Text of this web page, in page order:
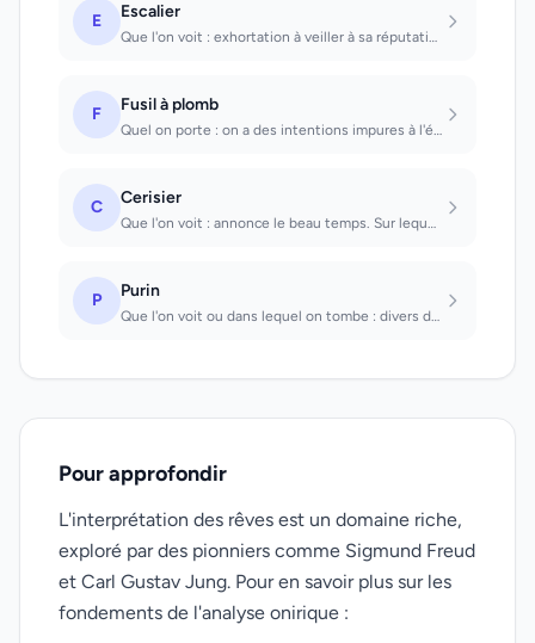
E Escalier
Que l'on voit : exhortation à veiller à sa réputation menacée. Que l'on monte :...
F Fusil à plomb
Quel on porte : on a des intentions impures à l'égard d'un tiers. Avec lequel on...
C Cerisier
Que l'on voit : annonce le beau temps. Sur lequel on grimpe : une amourette à co...
P Purin
Que l'on voit ou dans lequel on tombe : divers désagréments vont arriver.
Pour approfondir
L'interprétation des rêves est un domaine riche,
exploré par des pionniers comme Sigmund Freud
et Carl Gustav Jung. Pour en savoir plus sur les
fondements de l'analyse onirique :